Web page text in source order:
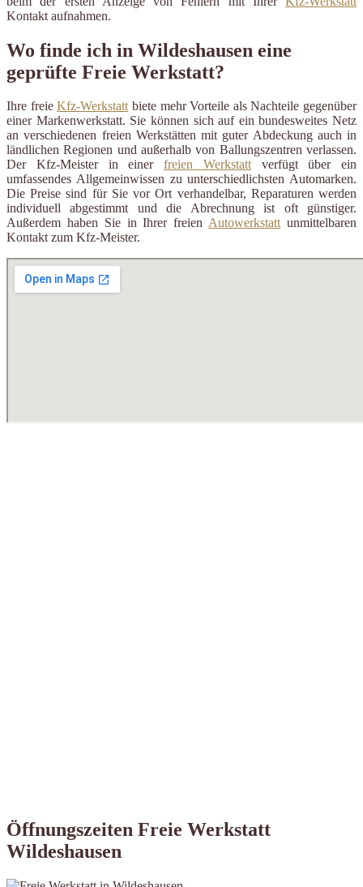
Kontakt aufnahmen.
Wo finde ich in Wildeshausen eine
geprüfte Freie Werkstatt?
Ihre freieKfz-Werkstattbiete mehr Vorteile als Nachteile gegenüber
einer Markenwerkstatt. Sie können sich auf ein bundesweites Netz
an verschiedenen freien Werkstätten mit guter Abdeckung auch in
ländlichen Regionen und außerhalb von Ballungszentren verlassen.
Der Kfz-Meister in einer freien Werkstattverfügt über ein
umfassendes Allgemeinwissen zu unterschiedlichsten Automarken.
Die Preise sind für Sie vor Ort verhandelbar, Reparaturen werden
individuell abgestimmt und die Abrechnung ist oft günstiger.
Außerdem haben Sie in Ihrer freienAutowerkstattunmittelbaren
Kontakt zum Kfz-Meister.
Öffnungszeiten Freie Werkstatt
Wildeshausen